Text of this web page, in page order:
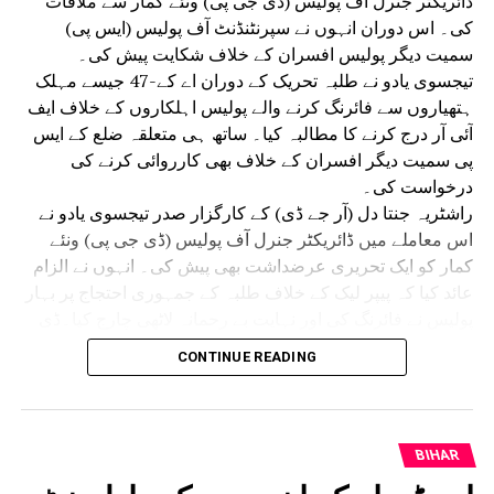
کی۔ اس دوران انہوں نے سپرنٹنڈنٹ آف پولیس (ایس پی)
سمیت دیگر پولیس افسران کے خلاف شکایت پیش کی۔
تیجسوی یادو نے طلبہ تحریک کے دوران اے کے-47 جیسے مہلک
ہتھیاروں سے فائرنگ کرنے والے پولیس اہلکاروں کے خلاف ایف
آئی آر درج کرنے کا مطالبہ کیا۔ ساتھ ہی متعلقہ ضلع کے ایس
پی سمیت دیگر افسران کے خلاف بھی کارروائی کرنے کی
درخواست کی۔
راشٹریہ جنتا دل (آر جے ڈی) کے کارگزار صدر تیجسوی یادو نے
اس معاملے میں ڈائریکٹر جنرل آف پولیس (ڈی جی پی) ونئے
کمار کو ایک تحریری عرضداشت بھی پیش کی۔ انہوں نے الزام
جی پی ونئے کمار سے ملاقات کے موقع پر تیجسوی یادو کے
ہمراہ آر جے ڈی کے سینئر رہنما عبدالباری صدیقی، منگنی لال
تیجسوی یادو نے خبردار کیا کہ اگر نامزد پولیس اہلکاروں کے
خلاف کوئی کارروائی نہیں کی گئی تو اپوزیشن پورے بہار میں
CONTINUE READING
BIHAR